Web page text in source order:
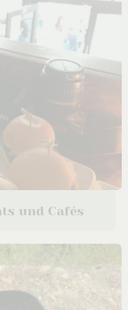
und Cafés